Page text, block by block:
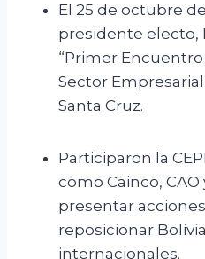
El 25 de octubre
presidente electo,
“Primer
Sector
Santa Cruz.
Participaron la
como Cainco, CAO
presentar
reposicionar
internacionales.